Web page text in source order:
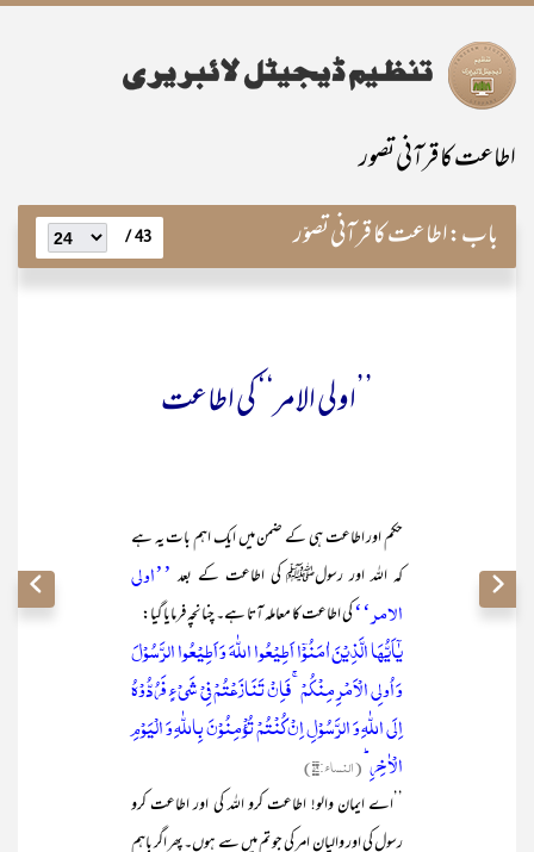
اطاعت کا قرآنی تصور
باب:اطاعت کا قرآنی تصوّر 43 /
’’اولی الامر‘‘ کی اطاعت
حکم اور اطاعت ہی کے ضمن میں ایک اہم بات یہ ہے
کہ اللہ اور رسولﷺ کی اطاعت کے بعد ’’اولی
الامر‘‘کی اطاعت کا معاملہ آتا ہے۔ چنانچہ فرمایا گیا:
یٰۤاَیُّہَا الَّذِیۡنَ اٰمَنُوۡۤا اَطِیۡعُوا اللّٰہَ وَ اَطِیۡعُوا الرَّسُوۡلَ
وَ اُولِی الۡاَمۡرِ مِنۡکُمۡ ۚ فَاِنۡ تَنَازَعۡتُمۡ فِیۡ شَیۡءٍ فَرُدُّوۡہُ
اِلَی اللّٰہِ وَ الرَّسُوۡلِ اِنۡ کُنۡتُمۡ تُؤۡمِنُوۡنَ بِاللّٰہِ وَ الۡیَوۡمِ
الۡاٰخِرِ ؕ(النساء:۵۹)
’’اے ایمان والو! اطاعت کرو اللہ کی اور اطاعت کرو
رسول کی اور والیانِ امر کی جو تم میں سے ہوں۔ پھر اگر باہم